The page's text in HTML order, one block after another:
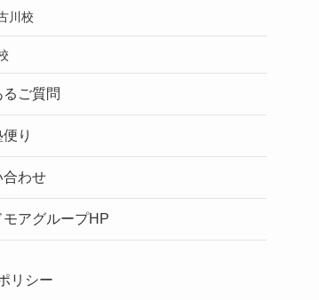
川校
るご質問
り
合わせ
モアグループHP
リシー